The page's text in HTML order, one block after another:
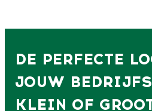
DE PERFECTE
JOUW
KLEIN OF